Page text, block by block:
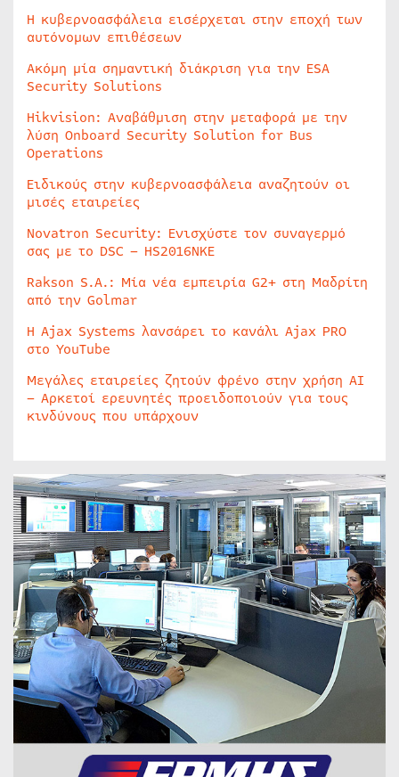
Η κυβερνοασφάλεια εισέρχεται στην εποχή των
αυτόνομων επιθέσεων
Ακόμη μία σημαντική διάκριση για την ESA
Security Solutions
Hikvision: Αναβάθμιση στην μεταφορά με την
λύση Onboard Security Solution for Bus
Operations
Ειδικούς στην κυβερνοασφάλεια αναζητούν οι
μισές εταιρείες
Novatron Security: Ενισχύστε τον συναγερμό
σας με το DSC – HS2016NKE
Rakson S.A.: Μία νέα εμπειρία G2+ στη Μαδρίτη
από την Golmar
Η Ajax Systems λανσάρει το κανάλι Ajax PRO
στο YouTube
Μεγάλες εταιρείες ζητούν φρένο στην χρήση AI
– Αρκετοί ερευνητές προειδοποιούν για τους
κινδύνους που υπάρχουν